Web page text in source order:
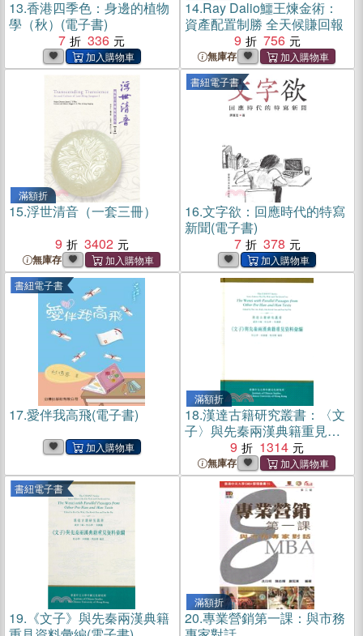
13.香港四季色：身邊的植物
學（秋）(電子書)
7
336
14.Ray Dalio鱷王煉金術：
資產配置制勝 全天候賺回報
9
756
無庫存
滿額折
15.浮世清音（一套三冊）
9
3402
無庫存
書紐電子書
16.文字欲：回應時代的特寫
新聞(電子書)
7
378
書紐電子書
17.愛伴我高飛(電子書)
滿額折
18.漢達古籍研究叢書：〈文
子〉與先秦兩漢典籍重見資
9 1314
無庫存
書紐電子書
19. 《文子》與先秦兩漢典籍
滿額折
20.專業營銷第一課：與市務